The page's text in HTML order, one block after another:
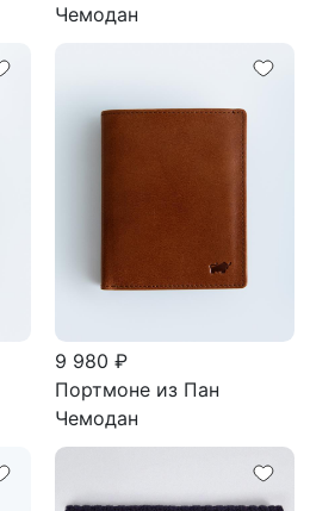
Чемодан
9 980 ₽
Портмоне из Пан
Чемодан